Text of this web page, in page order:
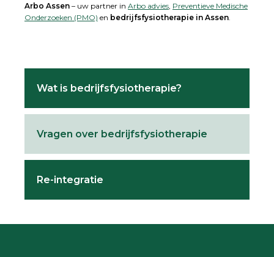
Arbo Assen – uw partner in Arbo advies Preventieve Medische
Onderzoeken (PMO) en bedrijfsfysiotherapie in Assen
Sidebar
Wat is bedrijfsfysiotherapie?
Vragen over bedrijfsfysiotherapie
Re-integratie